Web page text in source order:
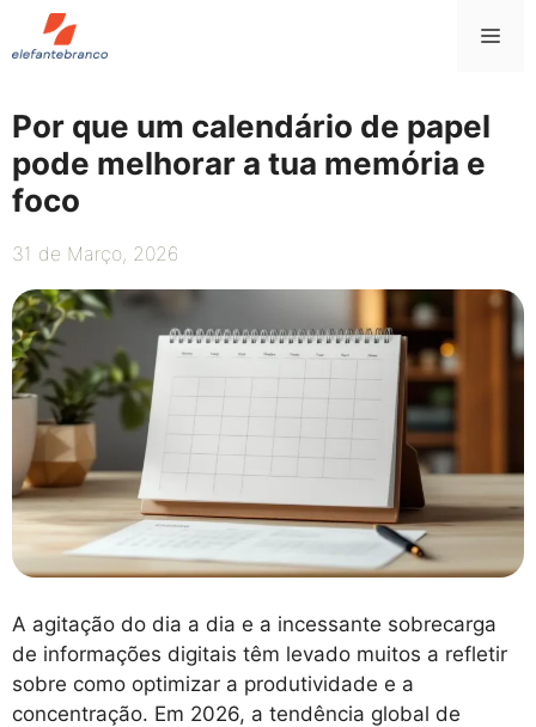
Saltar
para
Por que um calendário de papel
pode melhorar a tua memória e
foco
31 de Março, 2026
A agitação do dia a dia e a incessante sobrecarga
de informações digitais têm levado muitos a refletir
sobre como optimizar a produtividade e a
concentração. Em 2026, a tendência global de